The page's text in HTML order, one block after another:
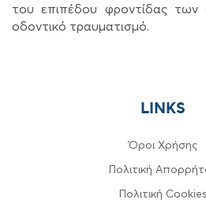
του επιπέδου φροντίδας
οδοντικό τραυματισμό.
LINKS
Όροι Χρήσης
Πολιτική
Πολιτική Cookies